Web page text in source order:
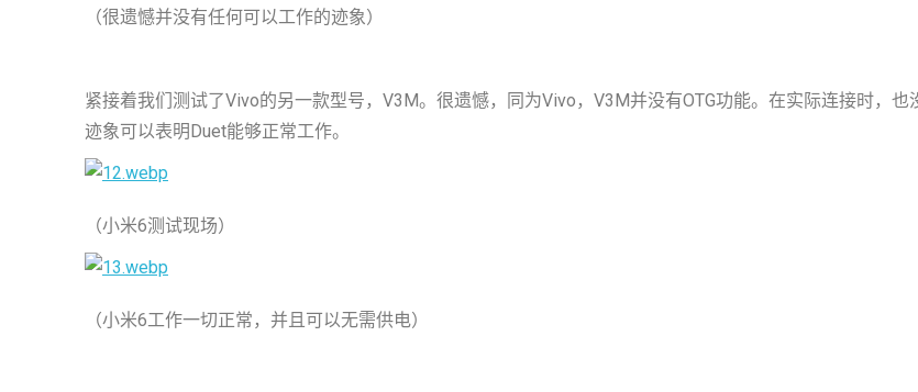
（很遗憾并没有任何可以工作的迹象）
紧接着我们测试了Vivo的另一款型号，V3M。很遗憾，同为Vivo，V3M并没有OTG功能。在实际连接时，也
迹象可以表明Duet能够正常工作。
（小米6测试现场）
（小米6工作一切正常，并且可以无需供电）